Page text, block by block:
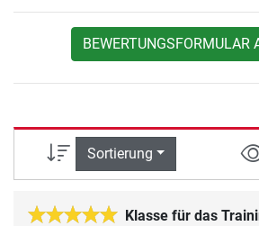
BEWERTUNGSFORMULAR
Sortierung
Klasse für das